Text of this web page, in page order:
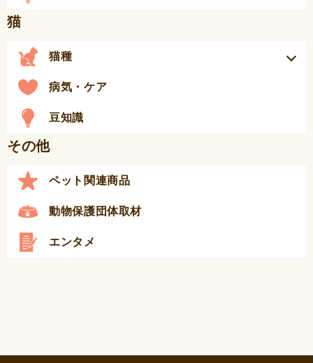
猫
猫種
病気・ケア
豆知識
その他
ペット関連商品
動物保護団体取材
エンタメ